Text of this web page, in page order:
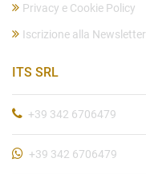
Privacy e Cookie Policy
Iscrizione alla Newsletter
ITS SRL
+39 342 6706479
+39 342 6706479